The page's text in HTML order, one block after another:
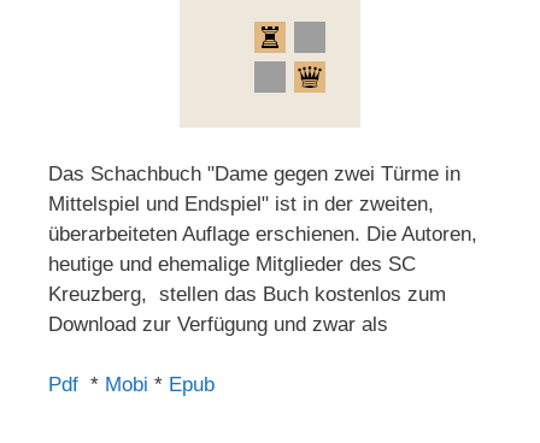
Das Schachbuch "Dame gegen zwei Türme in
Mittelspiel und Endspiel" ist in der zweiten,
überarbeiteten Auflage erschienen. Die Autoren,
heutige und ehemalige Mitglieder des SC
Kreuzberg, stellen das Buch kostenlos zum
Download zur Verfügung und zwar als
Pdf * Mobi * Epub